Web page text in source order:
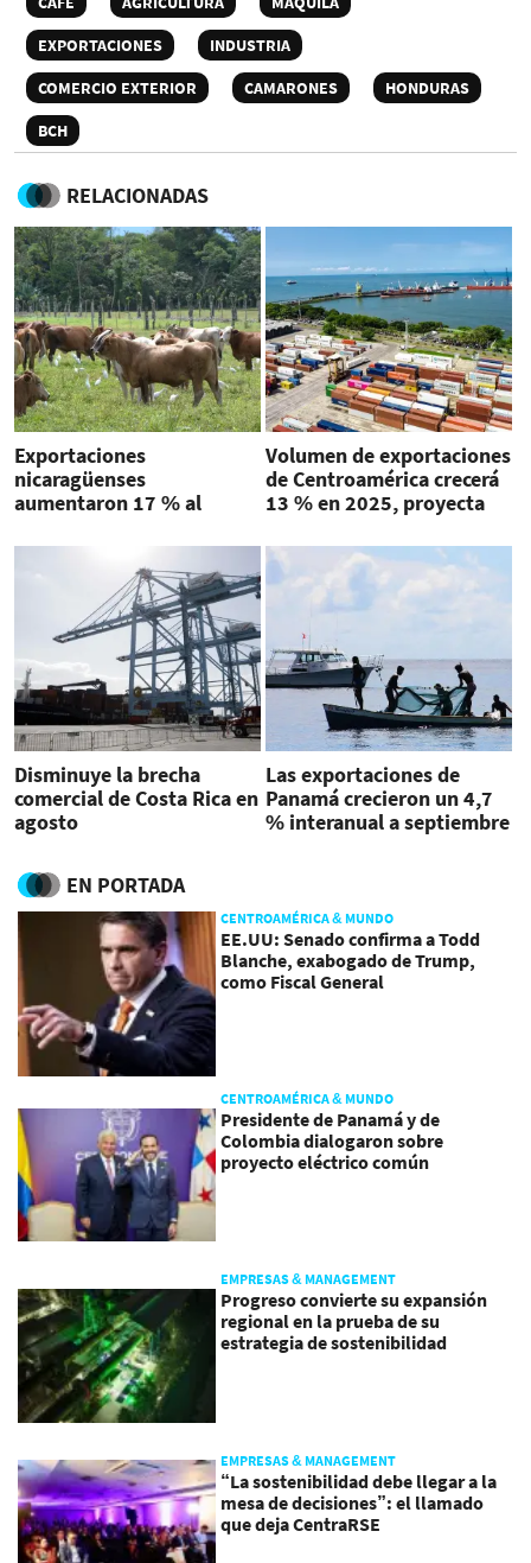
EXPORTACIONES
INDUSTRIA
COMERCIO EXTERIOR
CAMARONES
HONDURAS
BCH
RELACIONADAS
Exportaciones
nicaragüenses
aumentaron 17 % al
Volumen de exportaciones
de Centroamérica crecerá
13 % en 2025, proyecta
Disminuye la brecha
comercial de Costa Rica en
agosto
Las exportaciones de
Panamá crecieron un 4,7
% interanual a septiembre
EN PORTADA
CENTROAMÉRICA & MUNDO
EE.UU: Senado confirma a Todd
Blanche, exabogado de Trump,
como Fiscal General
CENTROAMÉRICA & MUNDO
Presidente de Panamá y de
Colombia dialogaron sobre
proyecto eléctrico común
EMPRESAS & MANAGEMENT
Progreso convierte su expansión
regional en la prueba de su
estrategia de sostenibilidad
EMPRESAS & MANAGEMENT
“La sostenibilidad debe llegar a la
mesa de decisiones”: el llamado
que deja CentraRSE